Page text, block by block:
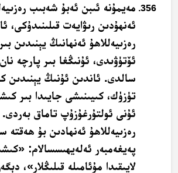
مەيمۇنە ئىبن ئەبۇ شەبىب
ئەنھۇدىن رىۋايەت قىلىنىدۇكى،
رەزىيەللاھۇ ئەنھانىڭ يېنىدىن
ئۆتۈۋىدى، ئۇنىڭغا بىر پارچە
سالدى. ئاندىن ئۇنىڭ يېنىدىن
تۈزۈك، كىيىنىشى جايىدا بىر
ئۇنى ئولتۇرغۇزۇپ تاماق بەردى.
رەزىيەللاھۇ ئەنھادىن بۇ ھەقتە
پەيغەمبەر ئەلەيھىسسالام:
لايىقىدا مۇئامىلە قىلىڭلار»،